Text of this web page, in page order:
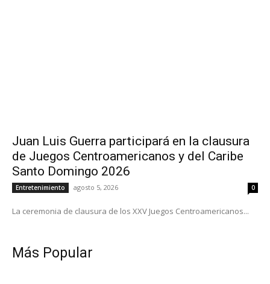
Juan Luis Guerra participará en la clausura
de Juegos Centroamericanos y del Caribe
Santo Domingo 2026
Entretenimiento agosto 5, 2026 0
La ceremonia de clausura de los XXV Juegos Centroamericanos...
Más Popular